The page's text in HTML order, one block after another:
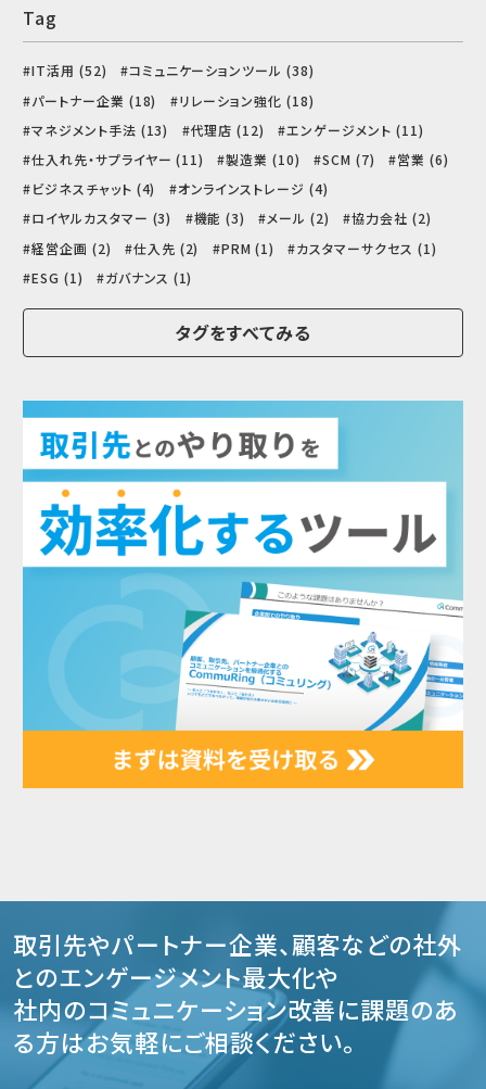
Tag
IT活用 (52)
コミュニケーションツール (38)
パートナー企業 (18)
リレーション強化 (18)
マネジメント手法 (13)
代理店 (12)
エンゲージメント (11)
仕入れ先・サプライヤー (11)
製造業 (10) SCM (7)
営業 (6)
ビジネスチャット (4)
オンラインストレージ (4)
ロイヤルカスタマー (3)
機能 (3) メール (2)
協力会社 (2)
経営企画 (2)
仕入先 (2) PRM (1)
カスタマーサクセス (1)
ESG (1)
ガバナンス (1)
タグをすべてみる
取引先やパートナー企業、顧客などの社外
とのエンゲージメント最大化や
社内のコミュニケーション改善に課題のあ
る方はお気軽にご相談ください。